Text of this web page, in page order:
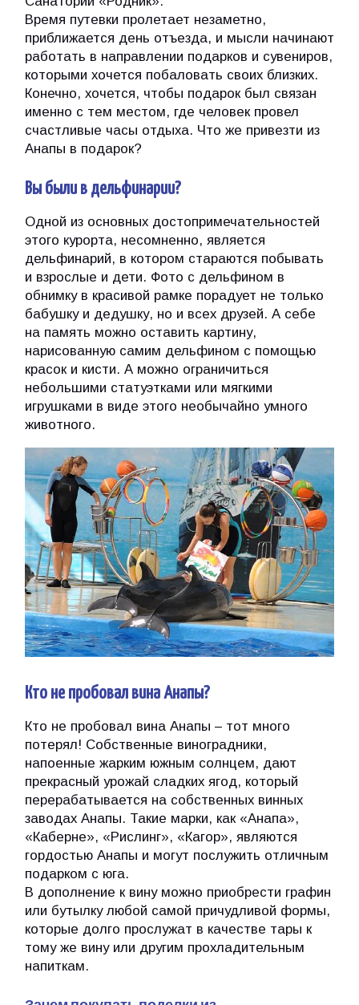
Время путевки пролетает незаметно,
приближается день отъезда, и мысли начинают
работать в направлении подарков и сувениров,
которыми хочется побаловать своих близких.
Конечно, хочется, чтобы подарок был связан
именно с тем местом, где человек провел
счастливые часы отдыха. Что же привезти из
Анапы в подарок?
Вы были в дельфинарии?
Одной из основных достопримечательностей
этого курорта, несомненно, является
дельфинарий, в котором стараются побывать
и взрослые и дети. Фото с дельфином в
обнимку в красивой рамке порадует не только
бабушку и дедушку, но и всех друзей. А себе
на память можно оставить картину,
нарисованную самим дельфином с помощью
красок и кисти. А можно ограничиться
небольшими статуэтками или мягкими
игрушками в виде этого необычайно умного
животного.
Кто не пробовал вина Анапы?
Кто не пробовал вина Анапы – тот много
потерял! Собственные виноградники,
напоенные жарким южным солнцем, дают
прекрасный урожай сладких ягод, который
перерабатывается на собственных винных
заводах Анапы. Такие марки, как «Анапа»,
«Каберне», «Рислинг», «Кагор», являются
гордостью Анапы и могут послужить отличным
подарком с юга.
В дополнение к вину можно приобрести графин
или бутылку любой самой причудливой формы,
которые долго прослужат в качестве тары к
тому же вину или другим прохладительным
напиткам.